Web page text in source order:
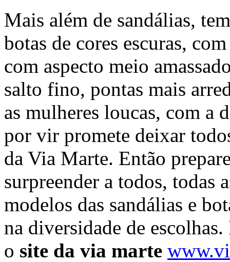
Mais além de sandálias,
botas de cores escuras,
com aspecto meio
salto fino, pontas mais
as mulheres loucas, com a
por vir promete deixar
da Via Marte. Então
surpreender a todos, todas
modelos das sandálias e
na diversidade de
o site da via marte